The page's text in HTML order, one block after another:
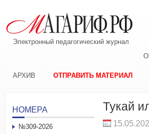
Электронный педагогический журнал
АРХИВ ОТПРАВИТЬ МАТЕРИАЛ
Тукай
НОМЕРА
№309-2026